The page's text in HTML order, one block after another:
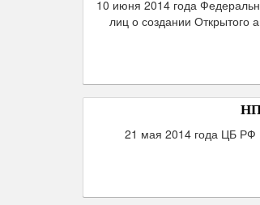
10 июня 2014 года
лиц о создании Открытого
21 мая 2014 года ЦБ РФ